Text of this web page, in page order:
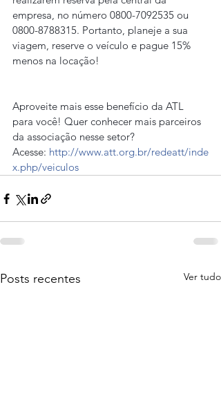
empresa, no número 0800-7092535 ou
0800-8788315. Portanto, planeje a sua
viagem, reserve o veículo e pague 15%
menos na locação!
Aproveite mais esse benefício da ATL
para você! Quer conhecer mais parceiros
da associação nesse setor?
Acesse: http://www.att.org.br/redeatt/inde
x.php/veiculos
Posts recentes Ver tudo